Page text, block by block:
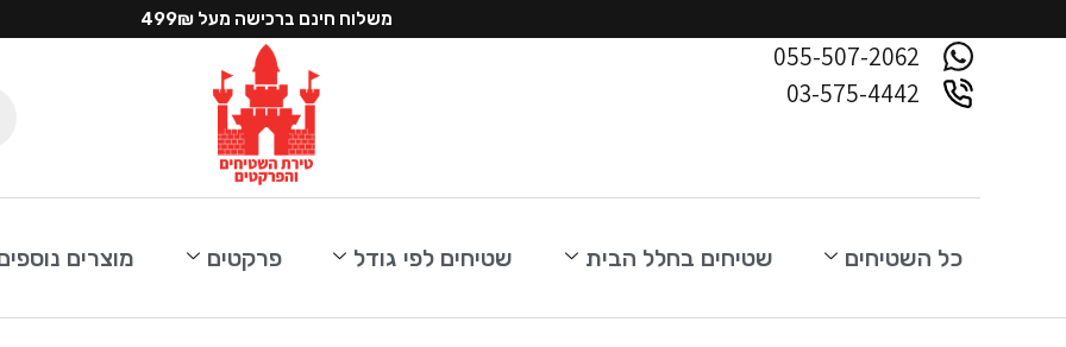
משלוח חינם ברכישה מעל 499₪
055-507-2062
03-575-4442
כל השטיחים שטיחים בחלל הבית שטיחים לפי גודל פרקטים מוצרים